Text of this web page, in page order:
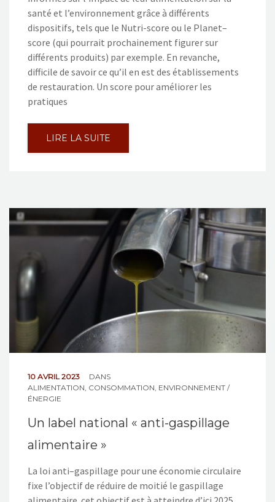
santé et l’environnement grâce à différents
dispositifs, tels que le Nutri-score ou le Planet–
score (qui pourrait prochainement figurer sur
différents produits) par exemple. En revanche,
difficile de savoir ce qu’il en est des établissements
de restauration. Un score pour améliorer les
pratiques
LIRE LA SUITE
10 AVRIL 2023
DANS
ALIMENTATION CONSOMMATION ENVIRONNEMENT /
ÉNERGIE
Un label national « anti-gaspillage
alimentaire »
La loi anti–gaspillage pour une économie circulaire
fixe l’objectif de réduire de moitié le gaspillage